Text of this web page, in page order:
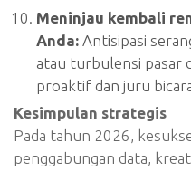
Meninjau kembali
Anda: Antisipasi
atau turbulensi pasar
proaktif dan juru
Kesimpulan strategis
Pada tahun 2026,
penggabungan data,